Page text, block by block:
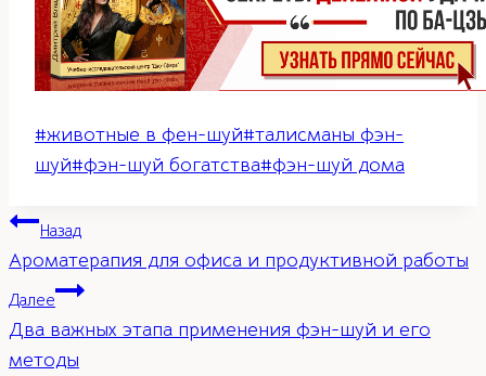
Метки
записи:
#животные в фен-шуй#талисманы фэн-
шуй#фэн-шуй богатства#фэн-шуй дома
Навигация
по
записям
Назад
Ароматерапия для офиса и продуктивной работы
Далее
Два важных этапа применения фэн-шуй и его
методы